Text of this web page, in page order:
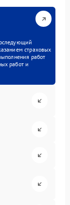
страховых
работ
работ и